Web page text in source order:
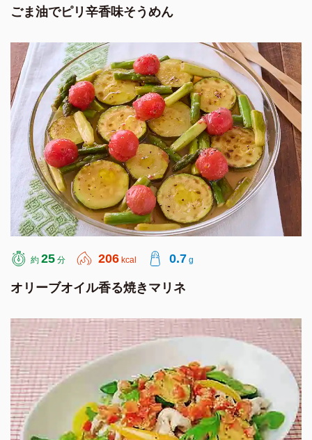
ごま油でピリ辛香味そうめん
約 25 分 206 kcal 0.7 g
オリーブオイル香る焼きマリネ